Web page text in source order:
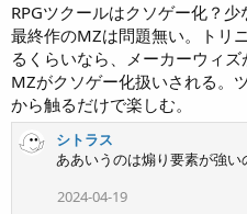
RPGツクールはクソゲー化？
最終作のMZは問題無い。トリ
るくらいなら、メーカーウィ
MZがクソゲー化扱いされる。
から触るだけで楽しむ。
シトラス
ああいうのは煽り要素が強い
2024-04-19